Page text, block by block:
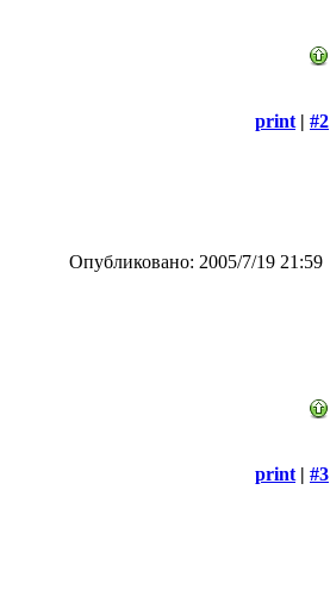
print | #2
Опубликовано: 2005/7/19 21:59
print | #3